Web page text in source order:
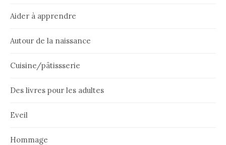
Aider à apprendre
Autour de la naissance
Cuisine/pâtissserie
Des livres pour les adultes
Eveil
Hommage